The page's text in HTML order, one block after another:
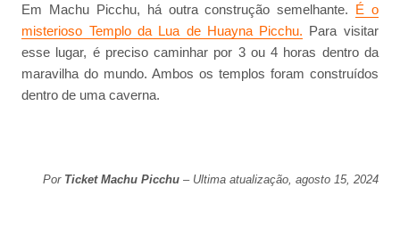
Em Machu Picchu, há outra construção semelhante. É o
misterioso Templo da Lua de Huayna Picchu. Para visitar
esse lugar, é preciso caminhar por 3 ou 4 horas dentro da
maravilha do mundo. Ambos os templos foram construídos
dentro de uma caverna.
Por Ticket Machu Picchu– Ultima atualização, agosto 15, 2024